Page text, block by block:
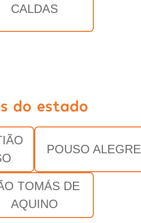
CALDAS
do estado
POUSO ALEGRE
TOMÁS DE
AQUINO